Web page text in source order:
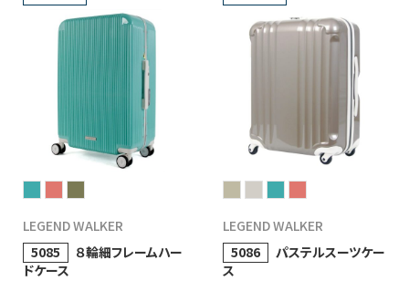
LEGEND WALKER
5085
８輪細フレームハー
ドケース
LEGEND WALKER
5086
パステルスーツケー
ス